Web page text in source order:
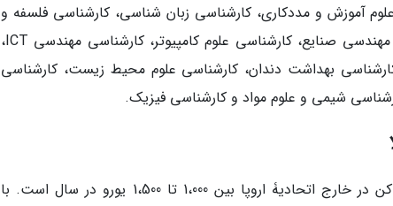
آموزش و مددکاری، کارشناسی زبان شناسی، کارشناسی فلسفه و
نظریۀ ارتباط، کارشناسی اقتصاد و مدیریت، کارشناسی مهندسی صنایع، کارشناسی علوم کامپیوتر، کارشناسی مهندسی ICT،
بهداشت دندان، کارشناسی علوم محیط زیست، کارشناسی
شیمی و علوم مواد و کارشناسی فیزیک.
شهریۀ دانشگاه لاکویلا برای دانشجویان بین المللی ساکن در خارج اتحادیۀ اروپا بین 1،000 تا 1،500 یورو در سال است. با